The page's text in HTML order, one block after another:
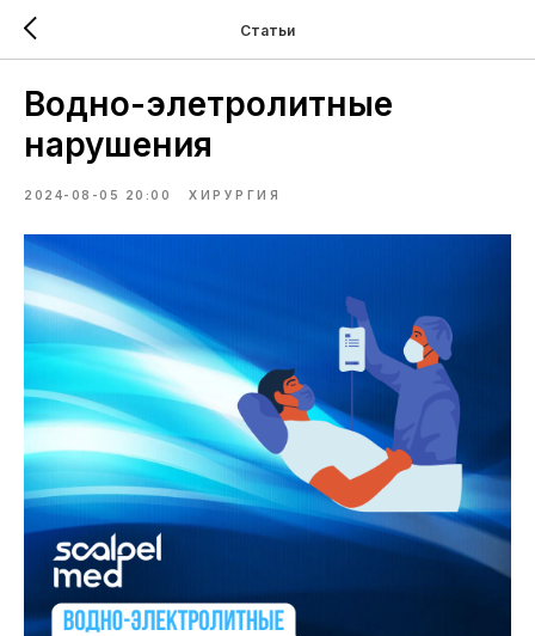
Статьи
Водно-элетролитные
нарушения
2024-08-05 20:00 ХИРУРГИЯ